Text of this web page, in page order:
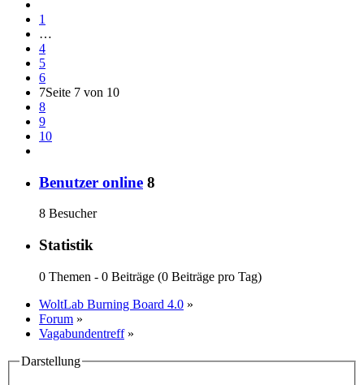
1
…
4
5
6
7Seite 7 von 10
8
9
10
Benutzer online 8
8 Besucher
Statistik
0 Themen - 0 Beiträge (0 Beiträge pro Tag)
WoltLab Burning Board 4.0 »
Forum »
Vagabundentreff »
Darstellung